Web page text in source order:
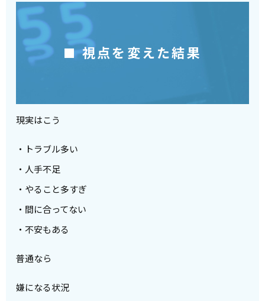
■ 視点を変えた結果
現実はこう
・トラブル多い
・人手不足
・やること多すぎ
・間に合ってない
・不安もある
普通なら
嫌になる状況